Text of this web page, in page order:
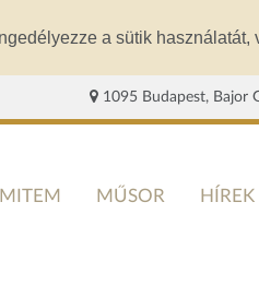
a sütik használatát,
1095 Budapest, Bajor
MITEM MŰSOR HÍREK